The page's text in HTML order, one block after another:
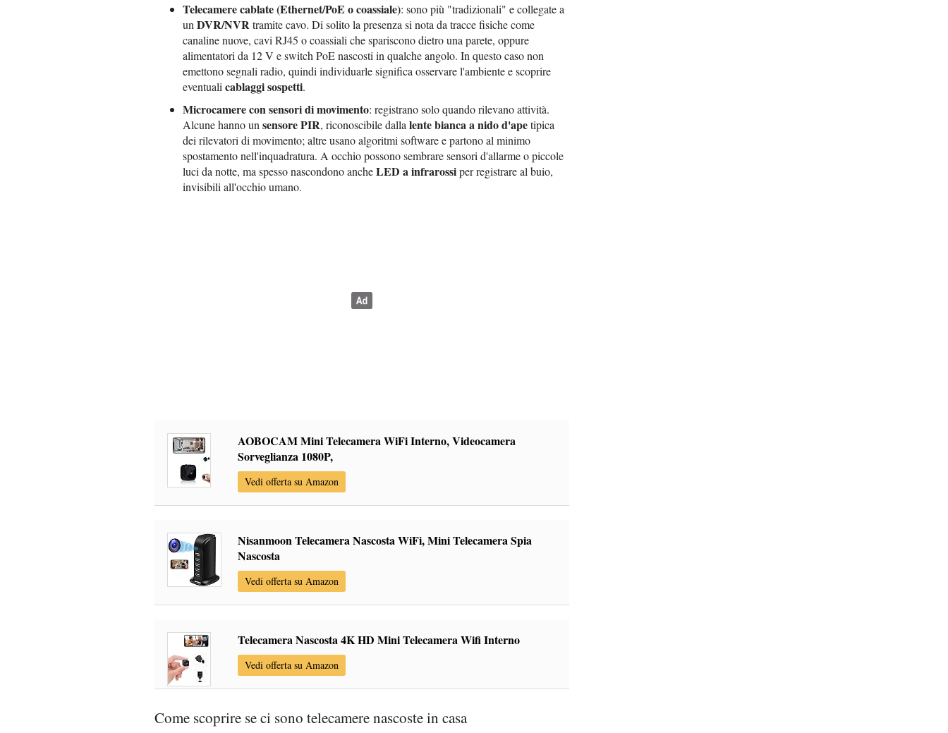
Telecamere cablate (Ethernet/PoE o coassiale): sono più "tradizionali" e collegate a
unDVR/NVRtramite cavo. Di solito la presenza si nota da tracce fisiche come
canaline nuove, cavi RJ45 o coassiali che spariscono dietro una parete, oppure
alimentatori da 12 V e switch PoE nascosti in qualche angolo. In questo caso non
emettono segnali radio, quindi individuarle significa osservare l'ambiente e scoprire
eventualicablaggi sospetti.
Microcamere con sensori di movimento: registrano solo quando rilevano attività.
Alcune hanno unsensore PIR, riconoscibile dallalente bianca a nido d'apetipica
dei rilevatori di movimento; altre usano algoritmi software e partono al minimo
spostamento nell'inquadratura. A occhio possono sembrare sensori d'allarme o piccole
luci da notte, ma spesso nascondono ancheLED a infrarossiper registrare al buio,
invisibili all'occhio umano.
AOBOCAM Mini Telecamera WiFi Interno, Videocamera
Sorveglianza 1080P,
Vedi offerta su Amazon
Nisanmoon Telecamera Nascosta WiFi, Mini Telecamera Spia
Nascosta
Vedi offerta su Amazon
Telecamera Nascosta 4K HD Mini Telecamera Wifi Interno
Vedi offerta su Amazon
Come scoprire se ci sono telecamere nascoste in casa